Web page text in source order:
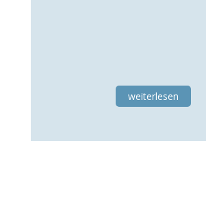
weiterlesen